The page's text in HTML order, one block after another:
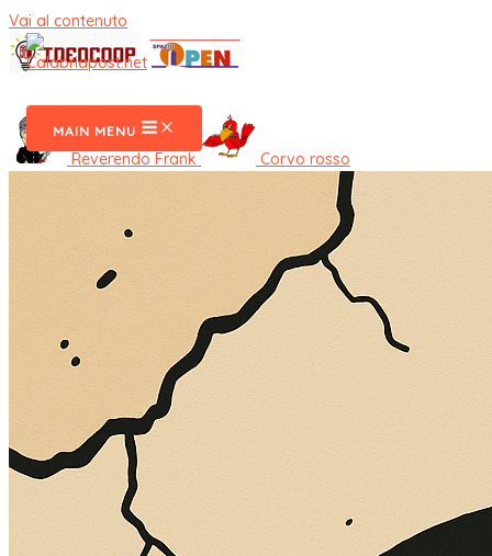
Vai al contenuto
MAIN MENU
Reverendo Frank Corvo rosso